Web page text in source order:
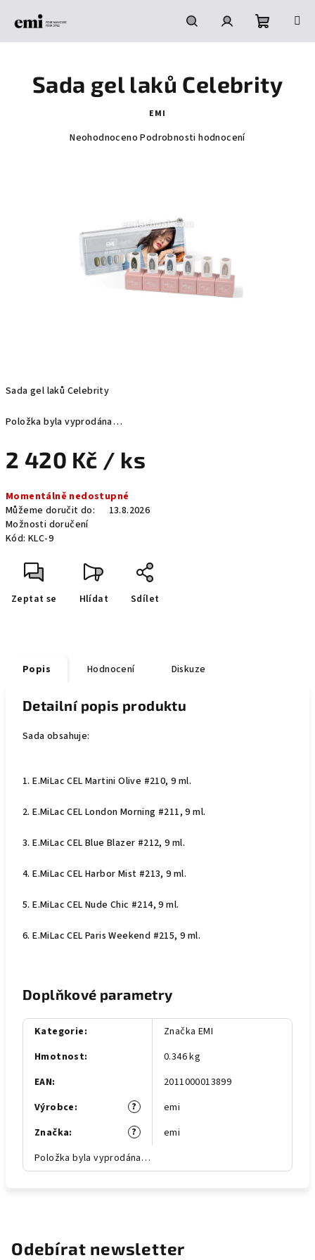
HledatPřihlášeníNákupní
košík
Sada gel laků Celebrity
Položka byla vyprodána…
2 420 Kč / ks
cena:
Momentálně nedostupné
Můžeme doručit do:
13.8.2026
Možnosti doručení
Kód: KLC-9
Zeptat se Hlídat Sdílet
Sada gel laků Celebrity
EMI
Průměrné
hvězdiček.
Neohodnoceno Podrobnosti hodnocení
Popis Hodnocení Diskuze
Detailní popis produktu
Sada obsahuje:
1.E.MiLac CEL Martini Olive #210, 9 ml.
2.E.MiLac CEL London Morning #211, 9 ml.
3. E.MiLac CEL Blue Blazer #212, 9 ml.
4.E.MiLac CEL Harbor Mist #213, 9 ml.
5.E.MiLac CEL Nude Chic #214, 9 ml.
6.E.MiLac CEL Paris Weekend #215, 9 ml.
Doplňkové parametry
Kategorie:
Značka EMI
Hmotnost:
0.346 kg
EAN:
2011000013899
?
Výrobce:
emi
?
Značka:
emi
Položka byla vyprodána…
Odebírat newsletter